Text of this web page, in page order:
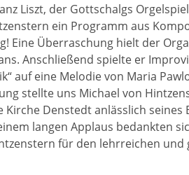
Liszt, der Gottschalgs Orgelspiel
ein Programm aus
Eine Überraschung hielt der
Anschließend spielte er
auf eine Melodie von Maria
stellte uns Michael von
Denstedt anlässlich seines
langen Applaus bedankten
für den lehrreichen und